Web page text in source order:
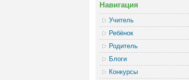
Навигация
Учитель
Ребёнок
Родитель
Блоги
Конкурсы